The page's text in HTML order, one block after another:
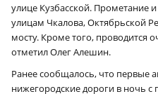
улице Кузбасской. Прометание
улицам Чкалова, Октябрьской
мосту. Кроме того, проводится
отметил Олег Алешин.
Ранее сообщалось, что первые
нижегородские дороги в ночь с